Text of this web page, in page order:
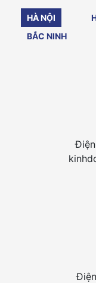
HÀ NỘI
BẮC NINH